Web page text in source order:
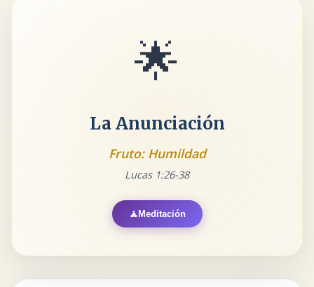
🌟
La Anunciación
Fruto: Humildad
Lucas 1:26-38
🧘 Meditación